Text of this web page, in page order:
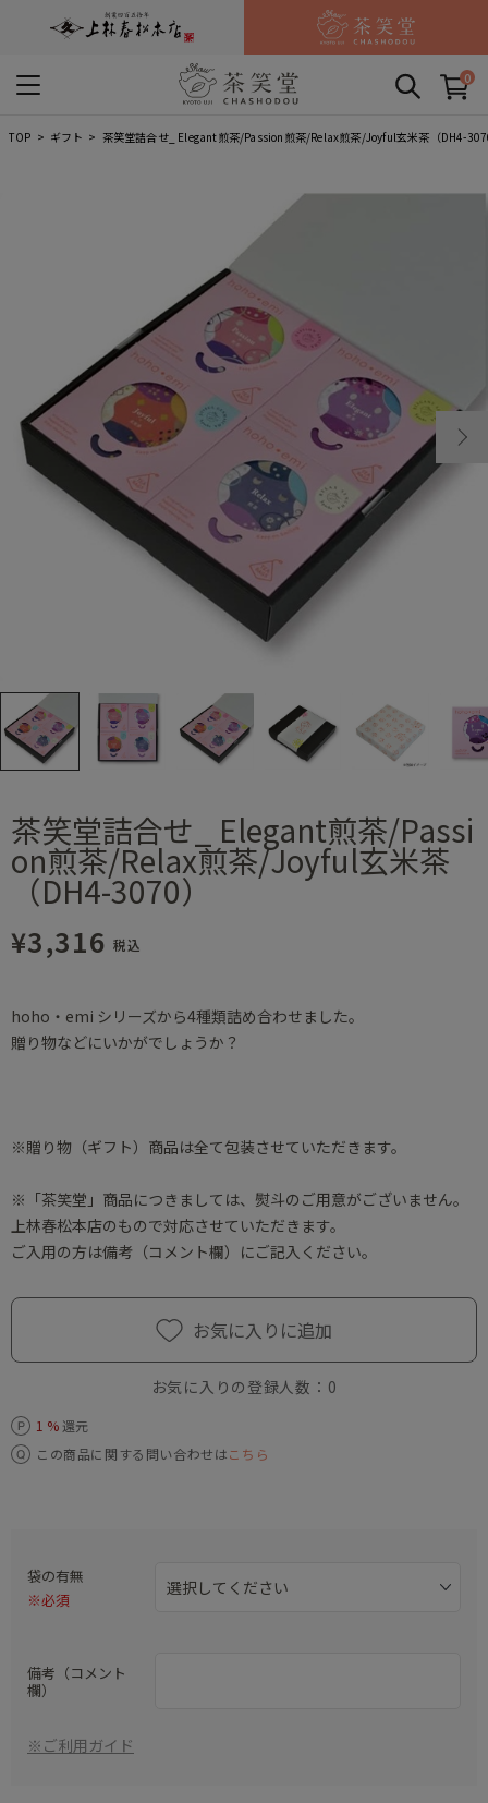
0
TOP ギフト 茶笑堂詰合せ_ Elegant煎茶/Passion煎茶/Relax煎茶/Joyful玄米茶（DH4-
茶笑堂詰合せ_ Elegant煎茶/Passi
on煎茶/Relax煎茶/Joyful玄米茶
（DH4-3070）
¥3,316 税込
hoho・emi シリーズから4種類詰め合わせました。
贈り物などにいかがでしょうか？
※贈り物（ギフト）商品は全て包装させていただきます。
※「茶笑堂」商品につきましては、熨斗のご用意がございません。
上林春松本店のもので対応させていただきます。
ご入用の方は備考（コメント欄）にご記入ください。
お気に入りに追加
お気に入りの登録人数： 0
1 % 還元
この商品に関する問い合わせはこちら
袋の有無
※必須
備考（コメント
欄）
※ご利用ガイド